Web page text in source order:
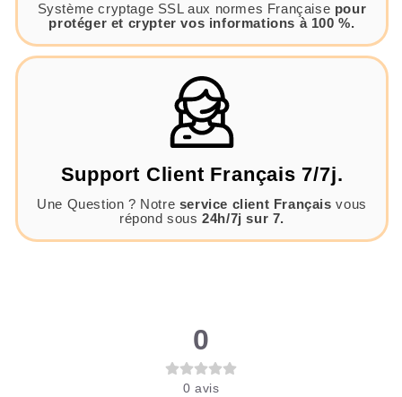
Système cryptage SSL aux normes Française pour
protéger et crypter vos informations à 100 %.
Support Client Français 7/7j.
Une Question ? Notre service client Français vous
répond sous24h/7j sur 7.
0
0 avis